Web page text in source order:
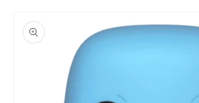
informations
produits